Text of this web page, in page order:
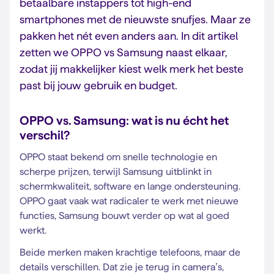
betaalbare instappers tot high-end
smartphones met de nieuwste snufjes. Maar ze
pakken het nét even anders aan. In dit artikel
zetten we OPPO vs Samsung naast elkaar,
zodat jij makkelijker kiest welk merk het beste
past bij jouw gebruik en budget.
OPPO vs. Samsung: wat is nu écht het
verschil?
OPPO staat bekend om snelle technologie en
scherpe prijzen, terwijl Samsung uitblinkt in
schermkwaliteit, software en lange ondersteuning.
OPPO gaat vaak wat radicaler te werk met nieuwe
functies, Samsung bouwt verder op wat al goed
werkt.
Beide merken maken krachtige telefoons, maar de
details verschillen. Dat zie je terug in camera’s,